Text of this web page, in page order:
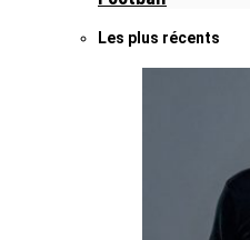
Les plus récents